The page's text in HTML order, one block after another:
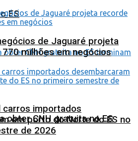
ES
obter CNH gratuita no ES
de Jaguaré projeta
milhões em negócios
carros importados
em porto do Norte do ES no
de 2026